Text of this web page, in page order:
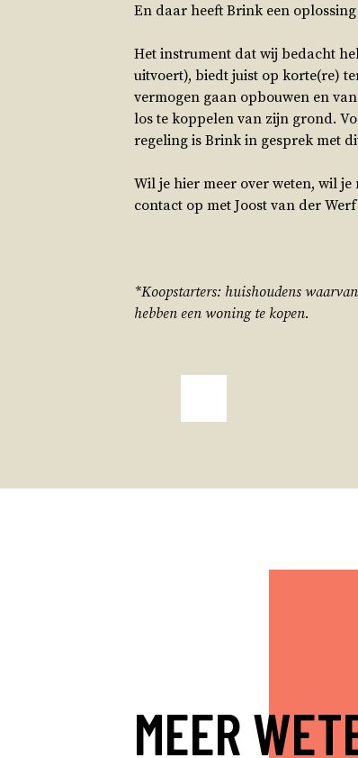
En daar heeft Brink een
Het instrument dat wij bedacht
uitvoert), biedt juist op korte(re)
vermogen gaan opbouwen en
los te koppelen van zijn grond.
regeling is Brink in gesprek met
Wil je hier meer over weten, wil
contact op met Joost van der
*Koopstarters: huishoudens
hebben een woning te kopen.
MEER